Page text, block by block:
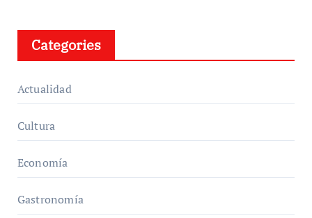
Categories
Actualidad
Cultura
Economía
Gastronomía